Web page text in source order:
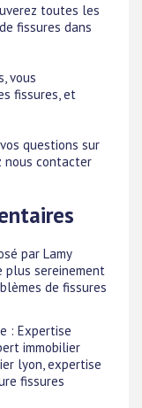
toutes les
fissures dans
vous
fissures, et
questions sur
nous contacter
par Lamy
plus sereinement
de fissures
: Expertise
immobilier
lyon, expertise
fissures